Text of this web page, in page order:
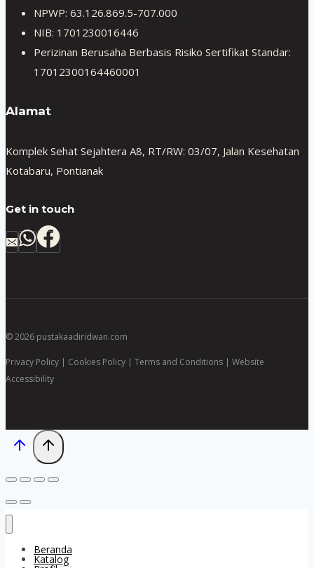
NPWP: 63.126.869.5-707.000
NIB: 1701230016446
Perizinan Berusaha Berbasis Risiko Sertifikat Standar:
17012300164460001
Alamat
Komplek Sehat Sejahtera A8, RT/RW: 03/07, Jalan Kesehatan
Kotabaru, Pontianak
Get in touch
© 2026 pustakaadiridwan.com
Privacy Policy | Cookies Policy | Terms and Conditions | Website
Accessibility
Beranda
Katalog